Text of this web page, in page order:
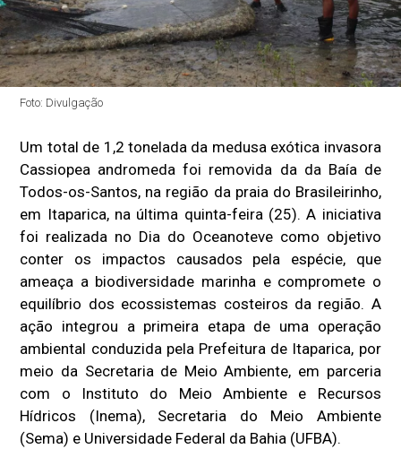
Foto: Divulgação
Um total de 1,2 tonelada da medusa exótica invasora
Cassiopea andromeda foi removida da da Baía de
Todos-os-Santos, na região da praia do Brasileirinho,
em Itaparica, na última quinta-feira (25). A iniciativa
foi realizada no Dia do Oceanoteve como objetivo
conter os impactos causados pela espécie, que
ameaça a biodiversidade marinha e compromete o
equilíbrio dos ecossistemas costeiros da região. A
ação integrou a primeira etapa de uma operação
ambiental conduzida pela Prefeitura de Itaparica, por
meio da Secretaria de Meio Ambiente, em parceria
com o Instituto do Meio Ambiente e Recursos
Hídricos (Inema), Secretaria do Meio Ambiente
(Sema) e Universidade Federal da Bahia (UFBA).